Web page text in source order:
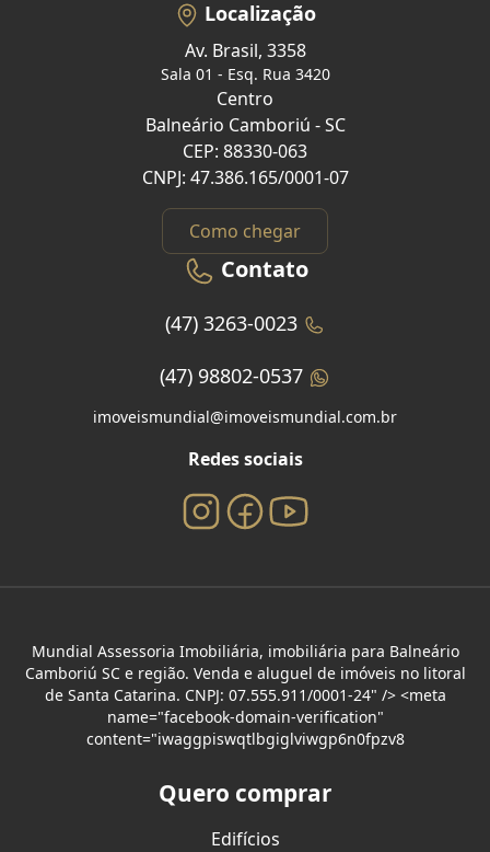
Localização
Av. Brasil, 3358
Sala 01 - Esq. Rua 3420
Centro
Balneário Camboriú - SC
CEP: 88330-063
CNPJ: 47.386.165/0001-07
Como chegar
Contato
(47) 3263-0023
(47) 98802-0537
imoveismundial@imoveismundial.com.br
Redes sociais
Mundial Assessoria Imobiliária, imobiliária para Balneário
Camboriú SC e região. Venda e aluguel de imóveis no litoral
de Santa Catarina. CNPJ: 07.555.911/0001-24" /> <meta
name="facebook-domain-verification"
content="iwaggpiswqtlbgiglviwgp6n0fpzv8
Quero comprar
Edifícios